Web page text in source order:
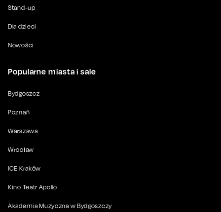
Stand-up
Dla dzieci
Nowości
Popularne miasta i sale
Bydgoszcz
Poznań
Warszawa
Wrocław
ICE Kraków
Kino Teatr Apollo
Akademia Muzyczna w Bydgoszczy